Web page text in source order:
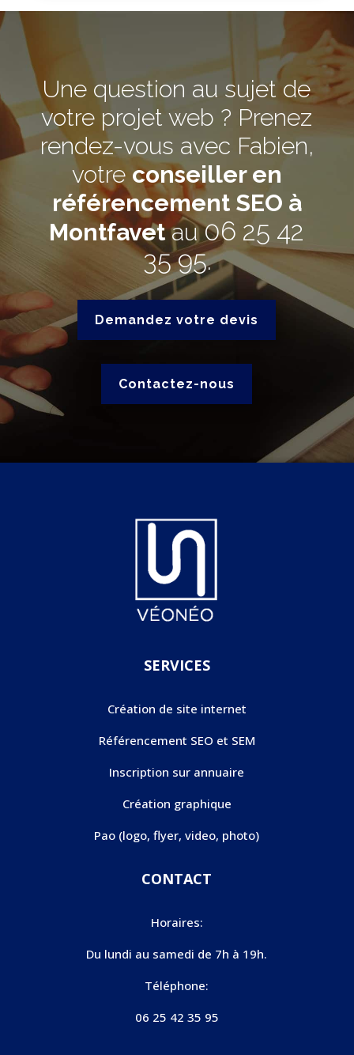
Une question au sujet de
votre projet web ? Prenez
rendez-vous avec Fabien,
votre conseiller en
référencement SEO à
Montfavetau06 25 42
35 95.
Demandez votre devis
Contactez-nous
SERVICES
Création de site internet
Référencement SEO et SEM
Inscription sur annuaire
Création graphique
Pao (logo, flyer, video, photo)
CONTACT
Horaires:
Du lundi au samedi de 7h à 19h.
Téléphone:
06 25 42 35 95